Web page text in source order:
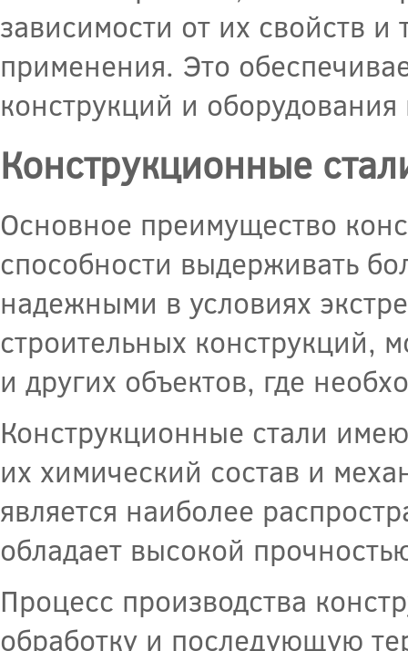
зависимости от их свойств и
применения. Это
конструкций и
Конструкционные
Основное преимущество
способности выдерживать
надежными в условиях
строительных конструкций,
и других объектов, где
Конструкционные стали
их химический состав и
является наиболее
обладает высокой
Процесс производства
обработку и последующую